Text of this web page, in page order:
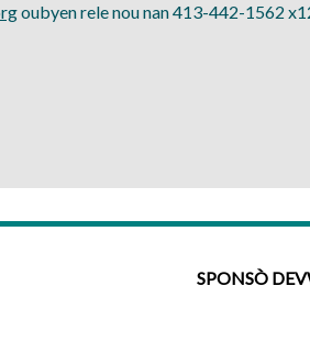
oubyen rele nou nan 413-442-1562
SPONSÒ